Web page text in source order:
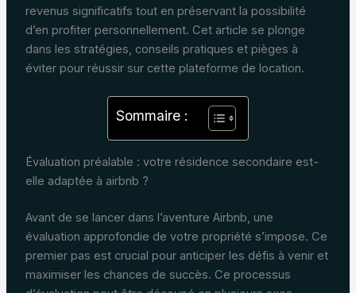
revenus significatifs tout en préservant la possibilité
d’en profiter personnellement. Cet article se plonge
dans les stratégies, conseils pratiques et pièges à
éviter pour réussir sur cette plateforme de location.
Sommaire :
Évaluation préalable : votre résidence secondaire est-
elle adaptée à airbnb ?
Avant de se lancer dans l’aventure Airbnb, une
évaluation approfondie de votre propriété s’impose. Ce
premier pas est crucial pour anticiper les défis à venir et
maximiser les chances de succès. Ce processus